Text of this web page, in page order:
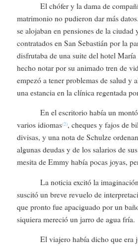
El chófer y la dama de
matrimonio no pudieron dar más
se alojaban en pensiones de la ciudad
contratados en San Sebastián por la
disfrutaba de una suite del hotel
hecho notar por su animado tren de
empezó a tener problemas de salud y
una estancia en la clínica regentada
En el escritorio había un
varios idiomas(2), cheques y fajos de
divisas, y una nota de Schulze
algunas deudas y de los salarios de
mesita de Emmy había pocas joyas,
La noticia excitó la
suscitó un breve revuelo de
que pronto fue apaciguado por un
siquiera mereció un jarro de agua fría.
El viajero había dicho que era